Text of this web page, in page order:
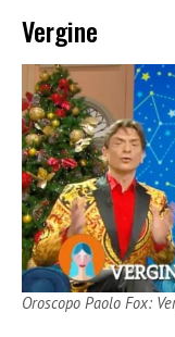
Vergine
Oroscopo Paolo Fox: